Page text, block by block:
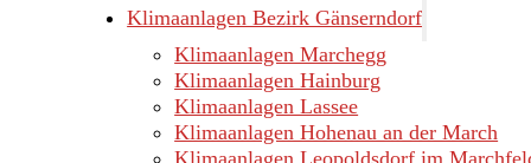
Klimaanlagen Bezirk Gänserndorf
Klimaanlagen Marchegg
Klimaanlagen Hainburg
Klimaanlagen Lassee
Klimaanlagen Hohenau an der March
Klimaanlagen Leopoldsdorf im